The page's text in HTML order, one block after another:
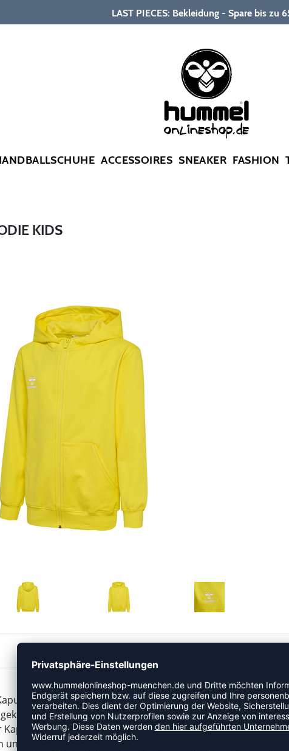
LAST PIECES: Bekleidung - Spare bis zu
ACCESSOIRES SNEAKER FASHION
KIDS
mit durchgehendem Front-Reißverschluss,
bietet. Er besteht aus Sweatstoff, der aus Bio-
mit Reißverschluss verfügt über eine
ein gesticktes Logo auf der Brust.